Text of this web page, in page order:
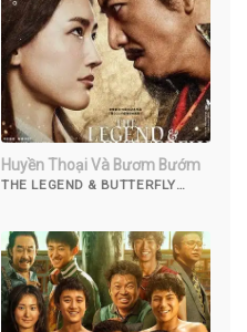
Huyền Thoại Và Bươm Bướm
THE LEGEND & BUTTERFLY